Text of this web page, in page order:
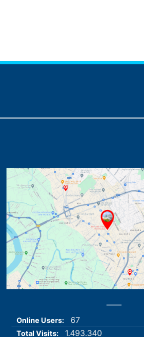
Online Users: 67
Total Visits: 1.493.340